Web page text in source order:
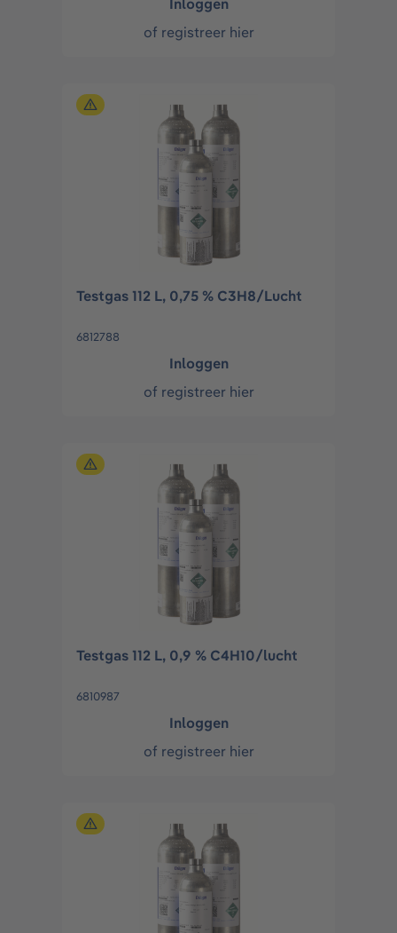
Inloggen
of registreer hier
Testgas 112 L, 0,75 % C3H8/Lucht
6812788
Inloggen
of registreer hier
Testgas 112 L, 0,9 % C4H10/lucht
6810987
Inloggen
of registreer hier